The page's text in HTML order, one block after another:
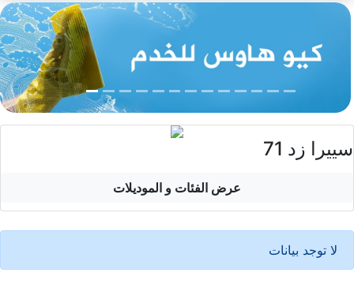
سييرا زد 71
عرض الفئات و الموديلات
لا توجد بيانات